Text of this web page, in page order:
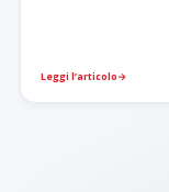
Leggi l’articolo→